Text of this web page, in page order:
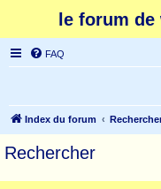
le forum
FAQ
Index du forum
Rechercher